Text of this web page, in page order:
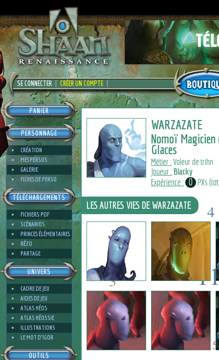
SE CONNECTER CRÉER UN COMPTE
PANIER
PERSONNAGE
CRÉATION
MES PERSOS
GALERIE
FICHES DE PERSO
TÉLÉCHARGEMENTS
FICHIERS PDF
SCÉNARIOS
PRINCES ÉLÉMENTAIRES
RÉZO
PARTAGE
UNIVERS
CADRE DE JEU
AIDES DE JEU
ATLAS HÉOS
ATLAS HÉOSSIE
ILLUSTRATIONS
LE MOT D'IGOR
OUTILS
WARZAZATE
Nomoï Magicien
Glaces
Métier :Voleur de trihn
Joueur : Blacky
Expérience : 0 PXs
5
11
6
6
3
3
4
4
LES AUTRES VIES DE WARZAZATE